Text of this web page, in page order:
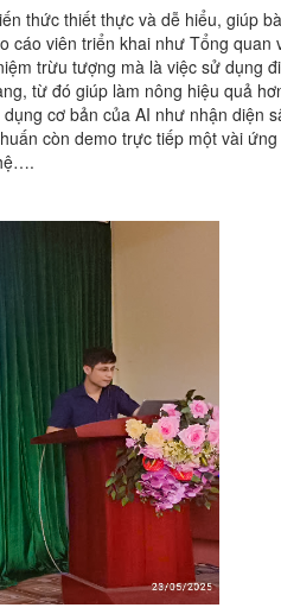
thức thiết thực và dễ hiểu, giúp
cáo viên triển khai như Tổng
trừu tượng mà là việc sử dụng
từ đó giúp làm nông hiệu quả
cơ bản của AI như nhận diện
còn demo trực tiếp một vài